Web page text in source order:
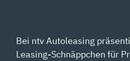
Bei ntv Autoleasing
Leasing-Schnäppchen für